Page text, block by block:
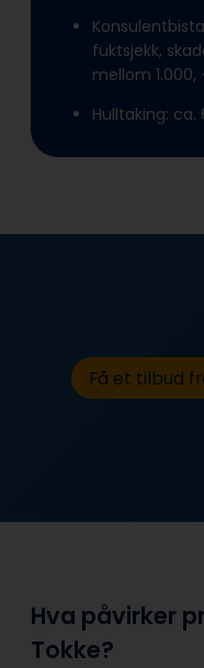
fuktsjekk,
mellom
Hulltaking: ca.
Få et tilbud
Hva påvirker
Tokke?